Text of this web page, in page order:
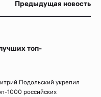
Предыдущая новость
топ-
Подольский укрепил
1000 российских